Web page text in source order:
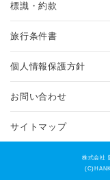
標識・約款
旅行条件書
個人情報保護方針
お問い合わせ
サイトマップ
株式会社